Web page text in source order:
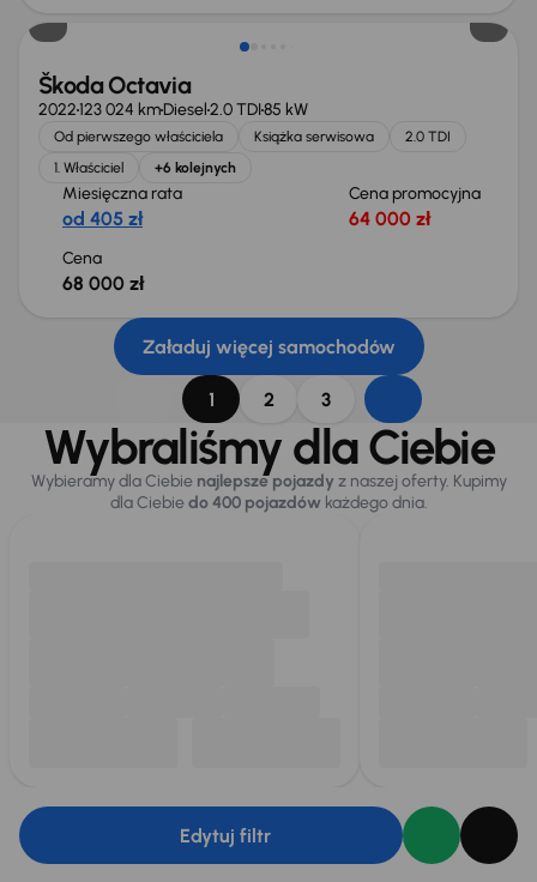
Škoda Octavia
2022123 024 kmDiesel2.0 TDI85 kW
Od pierwszego właściciela Książka serwisowa
2.0 TDI
1. Właściciel
+6 kolejnych
Miesięczna rata
od 405 zł
Cena promocyjna
64 000 zł
Cena
68 000 zł
Załaduj więcej samochodów
1 2 3
Wybraliśmy dla Ciebie
Wybieramy dla Ciebie najlepsze pojazdy z naszej oferty. Kupimy
dla Ciebiedo 400 pojazdówkażdego dnia.
Edytuj filtr